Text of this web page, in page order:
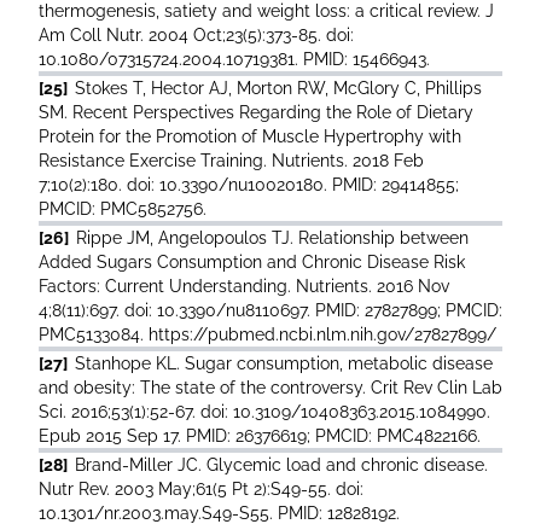
thermogenesis, satiety and weight loss: a critical review. J
Am Coll Nutr. 2004 Oct;23(5):373-85. doi:
10.1080/07315724.2004.10719381. PMID: 15466943.
[25] Stokes T, Hector AJ, Morton RW, McGlory C, Phillips
SM. Recent Perspectives Regarding the Role of Dietary
Protein for the Promotion of Muscle Hypertrophy with
Resistance Exercise Training. Nutrients. 2018 Feb
7;10(2):180. doi: 10.3390/nu10020180. PMID: 29414855;
PMCID: PMC5852756.
[26] Rippe JM, Angelopoulos TJ. Relationship between
Added Sugars Consumption and Chronic Disease Risk
Factors: Current Understanding. Nutrients. 2016 Nov
4;8(11):697. doi: 10.3390/nu8110697. PMID: 27827899; PMCID:
PMC5133084. https://pubmed.ncbi.nlm.nih.gov/27827899/
[27] Stanhope KL. Sugar consumption, metabolic disease
and obesity: The state of the controversy. Crit Rev Clin Lab
Sci. 2016;53(1):52-67. doi: 10.3109/10408363.2015.1084990.
Epub 2015 Sep 17. PMID: 26376619; PMCID: PMC4822166.
[28] Brand-Miller JC. Glycemic load and chronic disease.
Nutr Rev. 2003 May;61(5 Pt 2):S49-55. doi:
10.1301/nr.2003.may.S49-S55. PMID: 12828192.